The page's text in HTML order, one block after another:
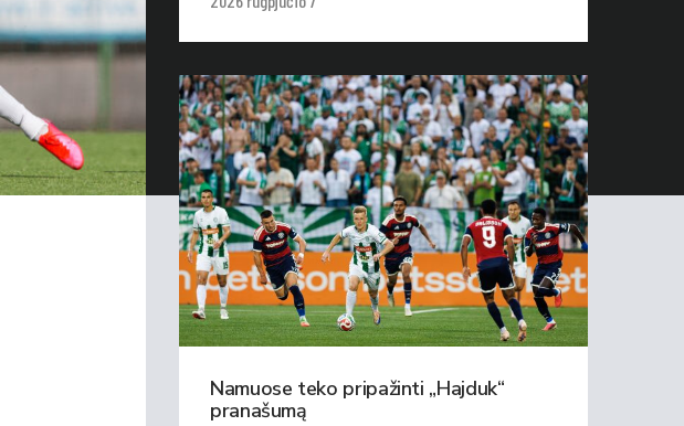
Namuose teko pripažinti „Hajduk“
pranašumą